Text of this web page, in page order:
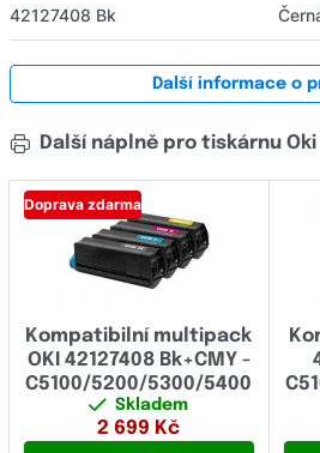
42127408 Bk
Další informace o
Další náplně pro tiskárnu Oki
Doprava zdarma
Kompatibilní multipack
OKI 42127408 Bk+CMY -
C5100/5200/5300/5400
Skladem
2 699 Kč